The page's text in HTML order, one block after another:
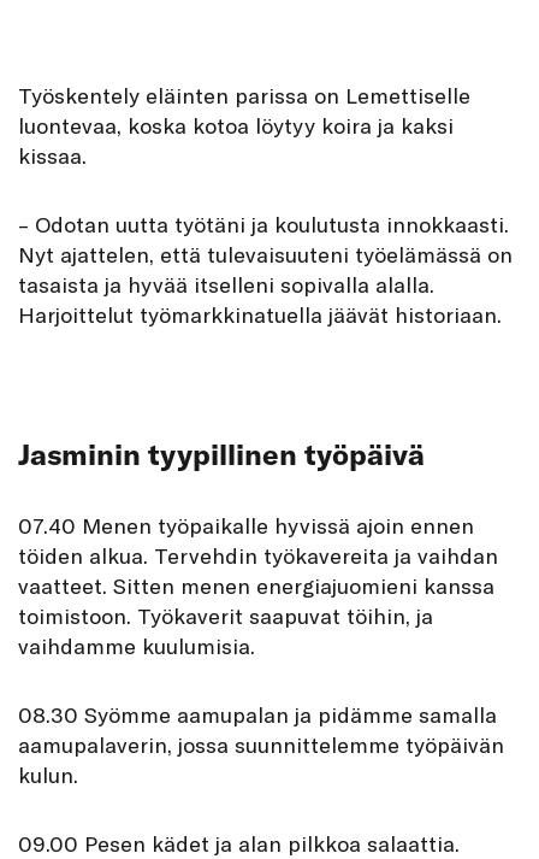
Työskentely eläinten parissa on Lemettiselle
luontevaa, koska kotoa löytyy koira ja kaksi
kissaa.
– Odotan uutta työtäni ja koulutusta innokkaasti.
Nyt ajattelen, että tulevaisuuteni työelämässä on
tasaista ja hyvää itselleni sopivalla alalla.
Harjoittelut työmarkkinatuella jäävät historiaan.
Jasminin tyypillinen työpäivä
07.40 Menen työpaikalle hyvissä ajoin ennen
töiden alkua. Tervehdin työkavereita ja vaihdan
vaatteet. Sitten menen energiajuomieni kanssa
toimistoon. Työkaverit saapuvat töihin, ja
vaihdamme kuulumisia.
08.30 Syömme aamupalan ja pidämme samalla
aamupalaverin, jossa suunnittelemme työpäivän
kulun.
09.00 Pesen kädet ja alan pilkkoa salaattia.